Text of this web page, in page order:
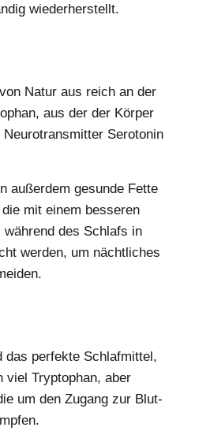
wiederherstellt.
Natur aus reich an der
aus der der Körper
Neurotransmitter Serotonin
außerdem gesunde Fette
mit einem besseren
des Schlafs in
werden, um nächtliches
das perfekte Schlafmittel,
viel Tryptophan, aber
um den Zugang zur Blut-